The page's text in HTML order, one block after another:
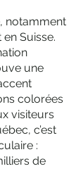
notamment
Suisse.
une
colorées
visiteurs
c’est
:
de